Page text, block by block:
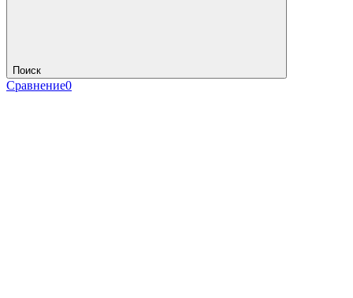
Поиск
Сравнение0